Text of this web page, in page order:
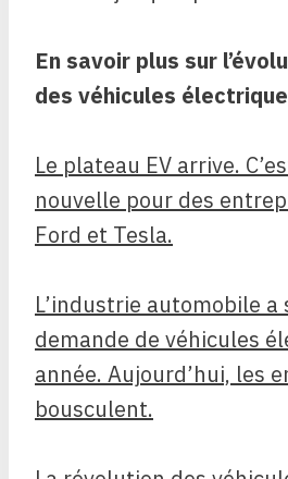
En savoir plus sur
des véhicules
Le plateau EV arrive.
nouvelle pour des
Ford et Tesla.
L’industrie automobile
demande de véhicules
année. Aujourd’hui, les
bousculent.